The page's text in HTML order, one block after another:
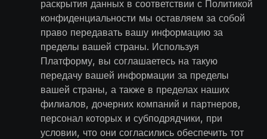
раскрытия данных в соответствии с Политикой
конфиденциальности мы оставляем за собой
право передавать вашу информацию за
пределы вашей страны. Используя
Платформу, вы соглашаетесь на такую
передачу вашей информации за пределы
вашей страны, а также в пределах наших
филиалов, дочерних компаний и партнеров,
персонал которых и субподрядчики, при
условии, что они согласились обеспечить тот